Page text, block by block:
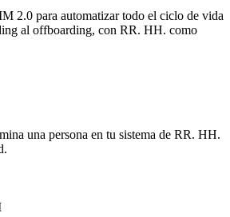
2.0 para automatizar todo el ciclo de vida
al offboarding, con RR. HH. como
una persona en tu sistema de RR. HH.